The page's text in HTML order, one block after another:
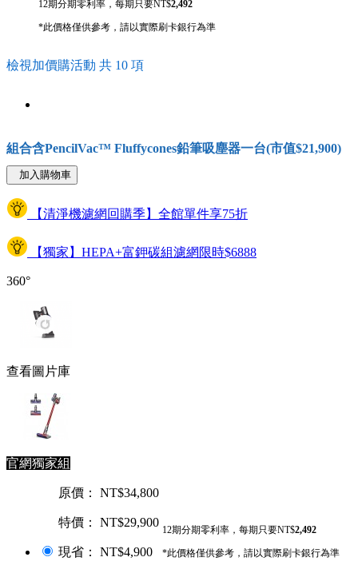
12期分期零利率，每期只要NT$2,492
*此價格僅供參考，請以實際刷卡銀行為準
檢視加價購活動 共 10 項
組合含PencilVac™ Fluffycones鉛筆吸塵器一台(市值$21,900)
加入購物車
【清淨機濾網回購季】全館單件享75折
【獨家】HEPA+富鉀碳組濾網限時$6888
360°
查看圖片庫
官網獨家組
原價： NT$34,800
特價： NT$29,900
現省： NT$4,900
12期分期零利率，每期只要NT$2,492
*此價格僅供參考，請以實際刷卡銀行為準